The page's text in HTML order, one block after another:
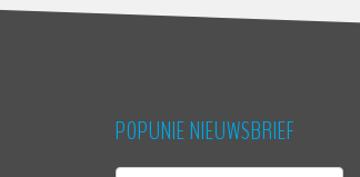
POPUNIE NIEUWSBRIEF